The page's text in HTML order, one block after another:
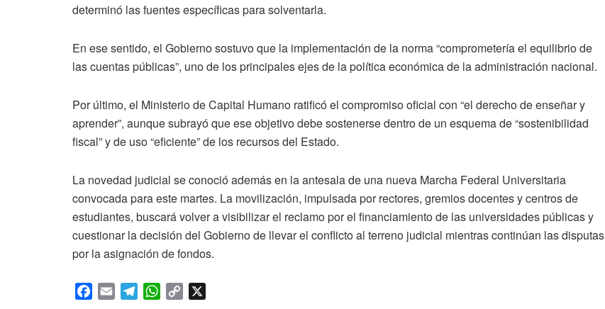
determinó las fuentes específicas para solventarla.
En ese sentido, el Gobierno sostuvo que la implementación de la norma “comprometería el equilibrio de
las cuentas públicas”, uno de los principales ejes de la política económica de la administración nacional.
Por último, el Ministerio de Capital Humano ratificó el compromiso oficial con “el derecho de enseñar y
aprender”, aunque subrayó que ese objetivo debe sostenerse dentro de un esquema de “sostenibilidad
fiscal” y de uso “eficiente” de los recursos del Estado.
La novedad judicial se conoció además en la antesala de una nueva Marcha Federal Universitaria
convocada para este martes. La movilización, impulsada por rectores, gremios docentes y centros de
estudiantes, buscará volver a visibilizar el reclamo por el financiamiento de las universidades públicas y
cuestionar la decisión del Gobierno de llevar el conflicto al terreno judicial mientras continúan las disputas
por la asignación de fondos.
W